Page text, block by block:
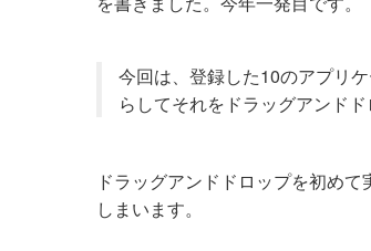
今回は、登録した10のアプリ
らしてそれをドラッグアンド
ドラッグアンドドロップを初め
しまいます。